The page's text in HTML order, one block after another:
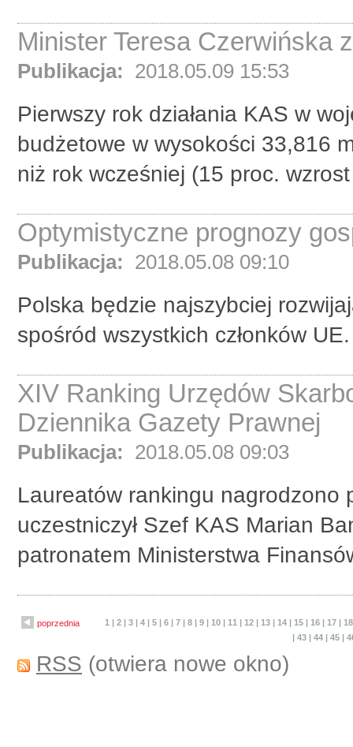
Minister Teresa Czerwińska
Publikacja: 2018.05.09 15:53
Pierwszy rok działania KAS w
budżetowe w wysokości 33,816
niż rok wcześniej (15 proc.
Optymistyczne prognozy
Publikacja: 2018.05.08 09:10
Polska będzie najszybciej
spośród wszystkich członków UE.
XIV Ranking Urzędów
Dziennika Gazety Prawnej
Publikacja: 2018.05.08 09:03
Laureatów rankingu nagrodzono
uczestniczył Szef KAS Marian
patronatem Ministerstwa
poprzednia 1 |2 |3 |4 |5 |6 |7 |8 |9 | 10 | 11 | 12 | 13 | 14 | 15 | 16 | 17 | 18
|43 |44 |45 |
RSS (otwiera nowe okno)